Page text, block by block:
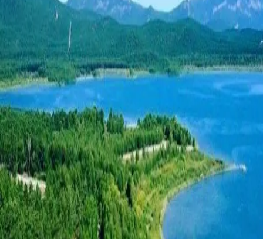
什丘奇耶湖海滩
什丘奇耶湖海滩
海滩
布拉巴伊區
什丘奇耶湖被郁郁葱葱的松树林环绕，是体验自然休闲的绝佳
之地。湖水清澈，海滩有沙滩和鹅卵石滩。
画廊
相似景点
海滩
泽伦达湖海滩